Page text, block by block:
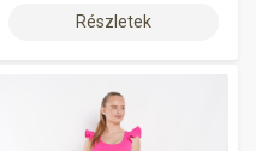
Részletek